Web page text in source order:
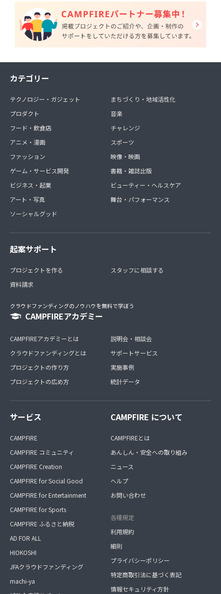
カテゴリー
テクノロジー・ガジェット
プロダクト
フード・飲食店
アニメ・漫画
ファッション
ゲーム・サービス開発
ビジネス・起業
アート・写真
ソーシャルグッド
まちづくり・地域活性化
音楽
チャレンジ
スポーツ
映像・映画
書籍・雑誌出版
ビューティー・ヘルスケア
舞台・パフォーマンス
起案サポート
プロジェクトを作る
資料請求
スタッフに相談する
クラウドファンディングのノウハウを無料で学ぼう
CAMPFIREアカデミー
CAMPFIREアカデミーとは
クラウドファンディングとは
プロジェクトの作り方
プロジェクトの広め方
説明会・相談会
サポートサービス
実施事例
統計データ
サービス
CAMPFIRE
CAMPFIRE コミュニティ
CAMPFIRE Creation
CAMPFIRE for Social Good
CAMPFIRE for Entertainment
CAMPFIRE for Sports
CAMPFIRE ふるさと納税
AD FOR ALL
HIOKOSHI
JFAクラウドファンディング
machi-ya
CAMPFIRE について
CAMPFIREとは
あんしん・安全への取り組み
ニュース
ヘルプ
お問い合わせ
各種規定
利用規約
細則
プライバシーポリシー
特定商取引法に基づく表記
情報セキュリティ方針